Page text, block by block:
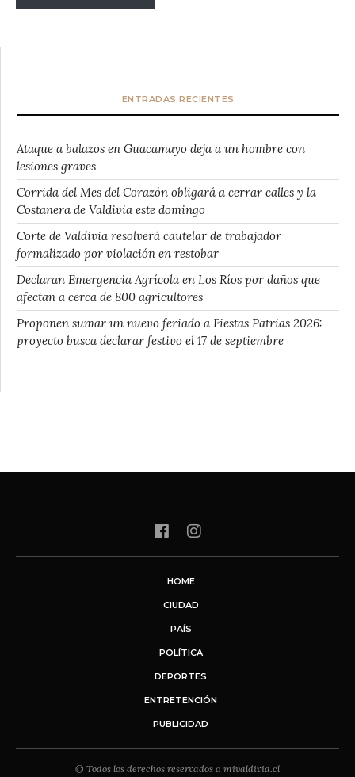
ENTRADAS RECIENTES
Ataque a balazos en Guacamayo deja a un hombre con
lesiones graves
Corrida del Mes del Corazón obligará a cerrar calles y la
Costanera de Valdivia este domingo
Corte de Valdivia resolverá cautelar de trabajador
formalizado por violación en restobar
Declaran Emergencia Agrícola en Los Ríos por daños que
afectan a cerca de 800 agricultores
Proponen sumar un nuevo feriado a Fiestas Patrias 2026:
proyecto busca declarar festivo el 17 de septiembre
HOME
CIUDAD
PAÍS
POLÍTICA
DEPORTES
ENTRETENCIÓN
PUBLICIDAD
© Todos los derechos reservados a mivaldivia.cl